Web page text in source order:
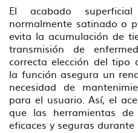
El acabado
normalmente satinado o
evita la acumulación de
transmisión de
correcta elección del tipo
la función asegura un
necesidad de
para el usuario. Así, el
que las herramientas
eficaces y seguras